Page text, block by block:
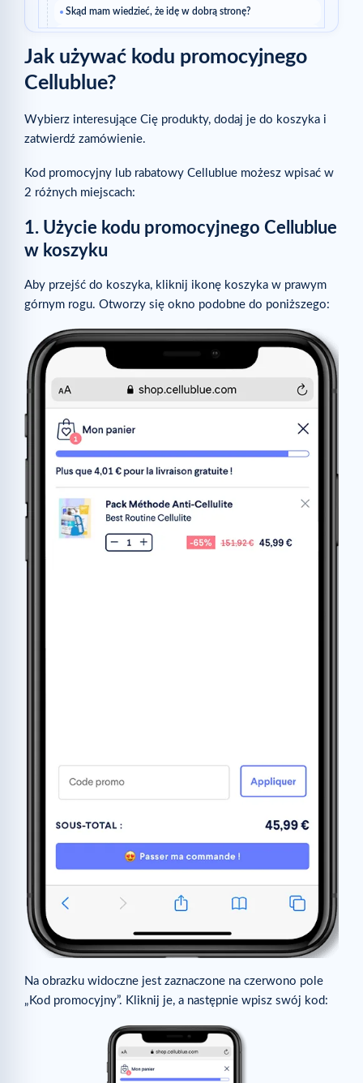
Skąd mam wiedzieć, że idę w dobrą stronę?
Czytaj dalej
Krótki plan działania
Czytaj dalej
Jak używać kodu promocyjnego
Cellublue?
Wybierz interesujące Cię produkty, dodaj je do koszyka i
zatwierdź zamówienie.
Kod promocyjny lub rabatowy Cellublue możesz wpisać w
2 różnych miejscach:
1. Użycie kodu promocyjnego Cellublue
w koszyku
Aby przejść do koszyka, kliknij ikonę koszyka w prawym
górnym rogu. Otworzy się okno podobne do poniższego:
Na obrazku widoczne jest zaznaczone na czerwono pole
„Kod promocyjny”. Kliknij je, a następnie wpisz swój kod: